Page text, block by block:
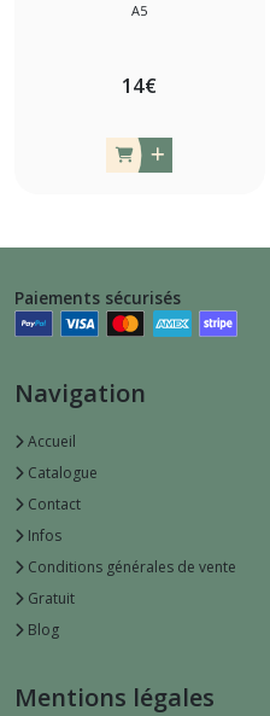
A5
14€
Paiements sécurisés
Navigation
Accueil
Catalogue
Contact
Infos
Conditions générales de vente
Gratuit
Blog
Mentions légales